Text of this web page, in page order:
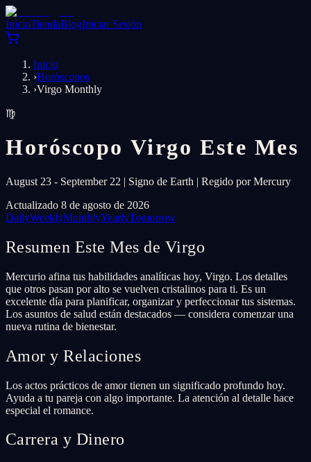
InicioTiendaBlogIniciar Sesión
Inicio
›Horóscopos
›Virgo Monthly
♍
Horóscopo Virgo Este Mes
August 23 - September 22 | Signo de Earth | Regido por Mercury
Actualizado 8 de agosto de 2026
DailyWeeklyMonthlyYearlyTomorrow
Resumen Este Mes de Virgo
Mercurio afina tus habilidades analíticas hoy, Virgo. Los detalles
que otros pasan por alto se vuelven cristalinos para ti. Es un
excelente día para planificar, organizar y perfeccionar tus sistemas.
Los asuntos de salud están destacados — considera comenzar una
nueva rutina de bienestar.
Amor y Relaciones
Los actos prácticos de amor tienen un significado profundo hoy.
Ayuda a tu pareja con algo importante. La atención al detalle hace
especial el romance.
Carrera y Dinero